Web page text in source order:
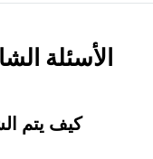
الأسئلة
كيف يتم